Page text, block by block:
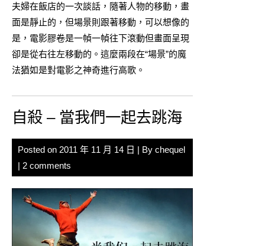
夫婦在飯店的一次談話，隨著人物的移動，畫
面是靜止的，但場景則跟著移動，可以想像的
是，電影膠卷是一幀一幀往下滾動但畫面呈現
卻是從右往左移動的。這麼兩段在“場景”的魔
法猶如是對電影之神奇進行高歌。
自殺 – 當我們一起去跳海
Posted on 2011 年 11 月 14 日 | By chequel
| 2 comments